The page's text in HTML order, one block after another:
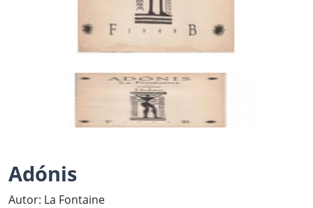
Adónis
Autor: La Fontaine